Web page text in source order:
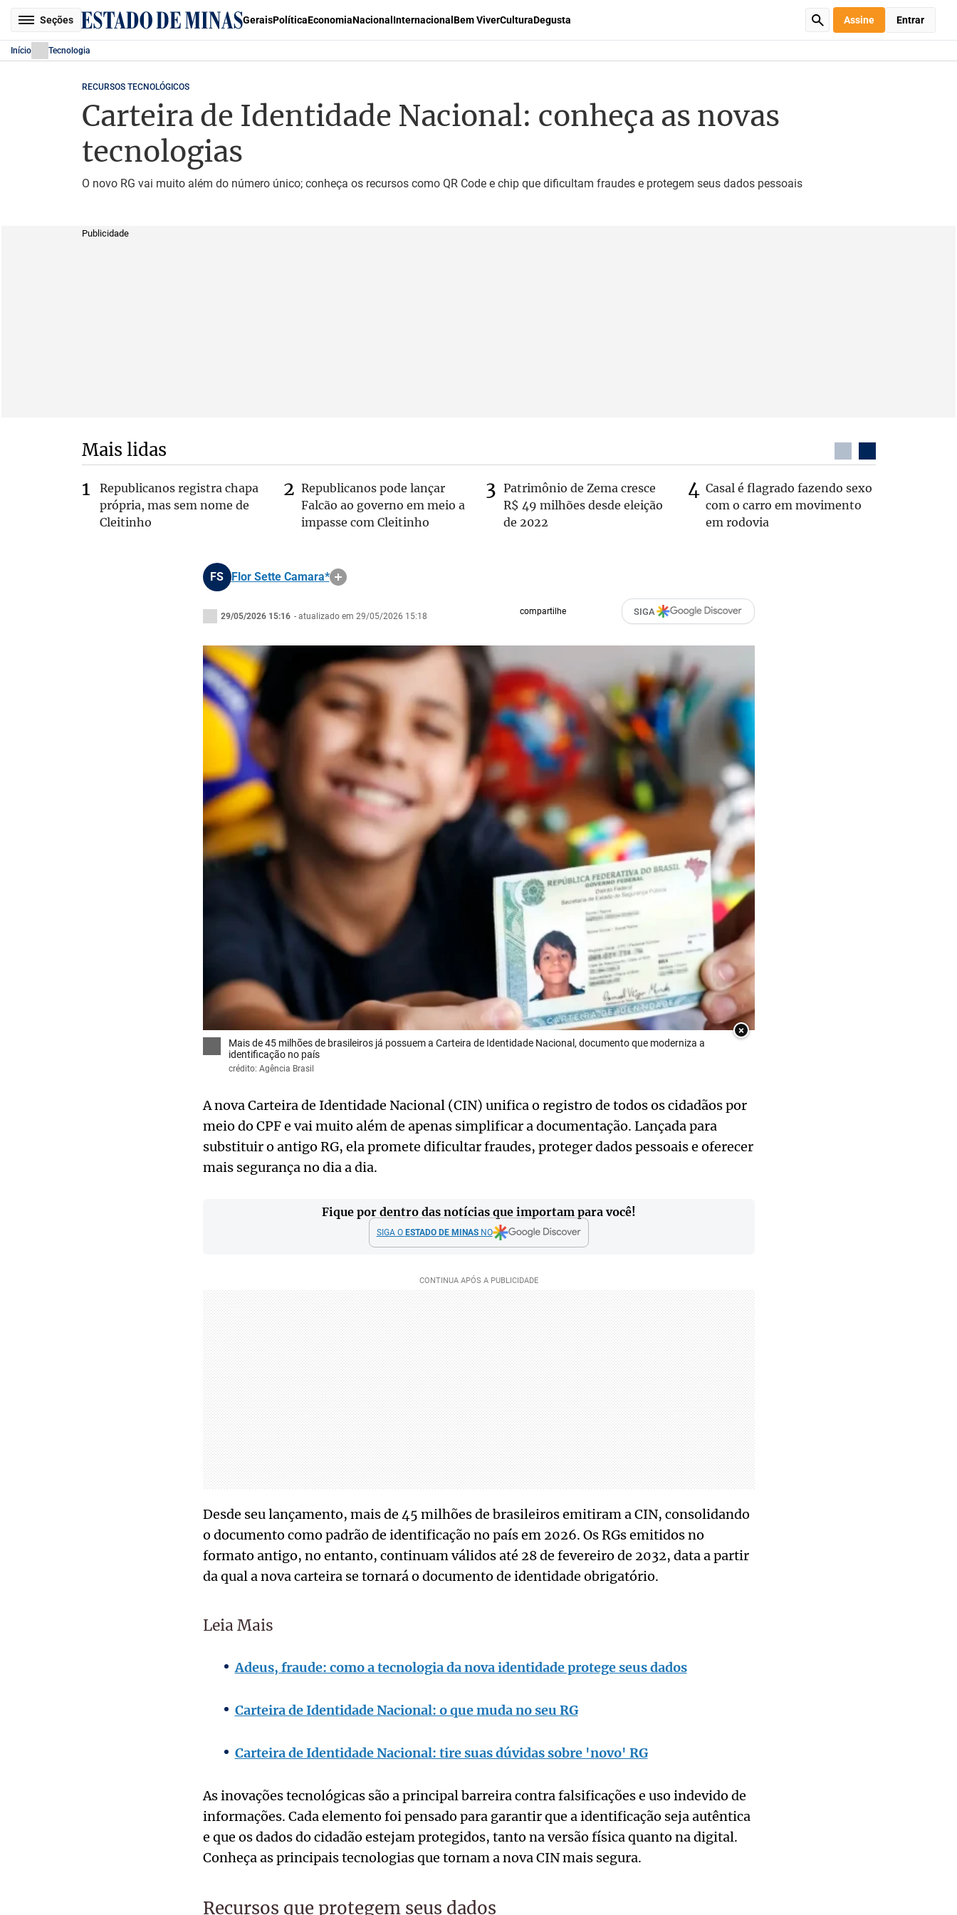
Seções GeraisPolíticaEconomiaNacional Internacional Bem ViverCulturaDegusta Assine Entrar
Início Tecnologia
RECURSOS TECNOLÓGICOS
Carteira de Identidade Nacional: conheça as novas
tecnologias
O novo RG vai muito além do número único; conheça os recursos como QR Code e chip que dificultam fraudes e protegem seus dados pessoais
Publicidade
Mais lidas
Republicanos registra chapa
própria, mas sem nome de
Cleitinho
Republicanos pode lançar
Falcão ao governo em meio a
impasse com Cleitinho
Patrimônio de Zema cresce
R$ 49 milhões desde eleição
de 2022
Casal é flagrado fazendo sexo
com o carro em movimento
em rodovia
FS Flor Sette Camara*
29/05/2026 15:16 - atualizado em 29/05/2026 15:18 compartilhe SIGA
×
Mais de 45 milhões de brasileiros já possuem a Carteira de Identidade Nacional, documento que moderniza a
identificação no país
crédito: Agência Brasil
A nova Carteira de Identidade Nacional (CIN) unifica o registro de todos os cidadãos por
meio do CPF e vai muito além de apenas simplificar a documentação. Lançada para
substituir o antigo RG, ela promete dificultar fraudes, proteger dados pessoais e oferecer
mais segurança no dia a dia.
Fique por dentro das notícias que importam para você!
SIGA O ESTADO DE MINASNO
Desde seu lançamento, mais de 45 milhões de brasileiros emitiram a CIN, consolidando
o documento como padrão de identificação no país em 2026. Os RGs emitidos no
formato antigo, no entanto, continuam válidos até 28 de fevereiro de 2032, data a partir
da qual a nova carteira se tornará o documento de identidade obrigatório.
Leia Mais
Adeus, fraude: como a tecnologia da nova identidade protege seus dados
Carteira de Identidade Nacional: o que muda no seu RG
Carteira de Identidade Nacional: tire suas dúvidas sobre 'novo' RG
As inovações tecnológicas são a principal barreira contra falsificações e uso indevido de
informações. Cada elemento foi pensado para garantir que a identificação seja autêntica
e que os dados do cidadão estejam protegidos, tanto na versão física quanto na digital.
Conheça as principais tecnologias que tornam a nova CIN mais segura.
Recursos que protegem seus dados